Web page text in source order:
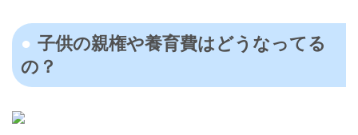
子供の親権や養育費はどうなってる
の？